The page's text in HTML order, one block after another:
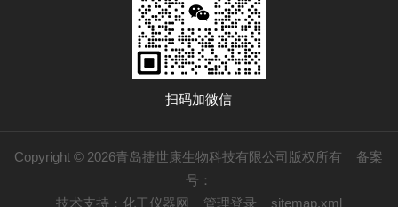
扫码加微信
Copyright © 2026青岛捷世康生物科技有限公司版权所有 备案
号：
技术支持： 化工仪器网 管理登录 sitemap.xml